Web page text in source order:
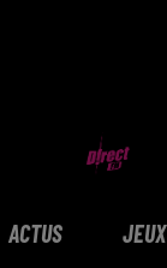
ACTUS JEUX